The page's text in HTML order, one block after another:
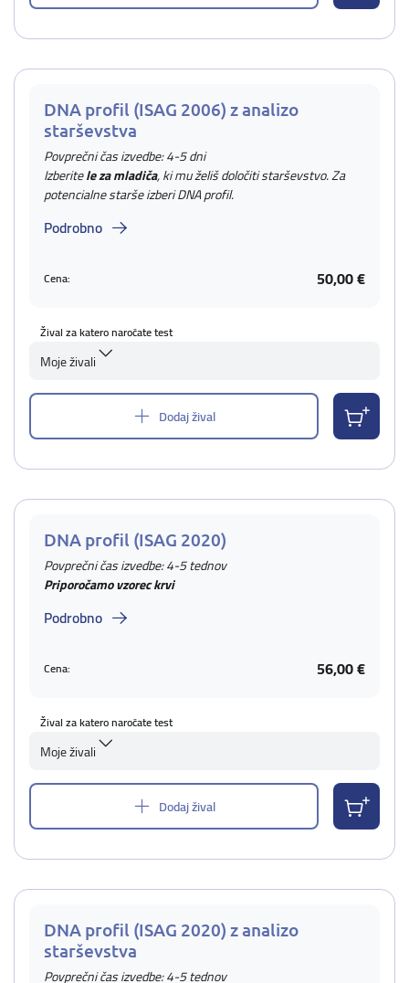
DNA profil (ISAG 2006) z analizo
starševstva
Povprečni čas izvedbe: 4-5 dni
Izberitele za mladiča, ki mu želiš določiti starševstvo. Za
potencialne starše izberi DNA profil.
Podrobno
Cena: 50,00 €
Žival za katero naročate test
Moje živali
Dodaj žival
DNA profil (ISAG 2020)
Povprečni čas izvedbe: 4-5 tednov
Priporočamo vzorec krvi
Podrobno
Cena: 56,00 €
Žival za katero naročate test
Moje živali
Dodaj žival
DNA profil (ISAG 2020) z analizo
starševstva
Povprečni čas izvedbe: 4-5 tednov